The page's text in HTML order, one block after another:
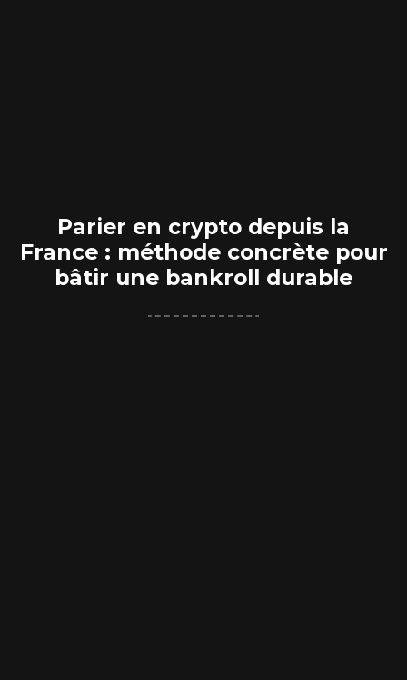
Parier en crypto depuis la
France : méthode concrète pour
bâtir une bankroll durable